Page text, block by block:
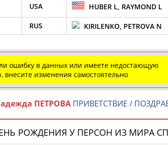
USA HUBER L, RAYMOND L
RUS KIRILENKO, PETROVA N
ошибку в данных или имеете недостающую
изменения самостоятельно
ПЕТРОВА ПРИВЕТСТВИЕ /
РОЖДЕНИЯ У ПЕРСОН ИЗ МИРА